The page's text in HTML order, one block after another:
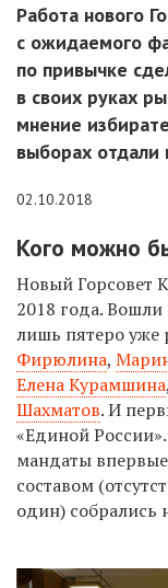
Работа нового
с ожидаемого
по привычке
в своих руках
мнение
выборах отдали
02.10.2018
Кого можно
Новый Горсовет
2018 года. Вошли
лишь пятеро уже
Фирюлина,
Елена Курамшина,
Шахматов. И
«Единой
мандаты
составом
один) собрались